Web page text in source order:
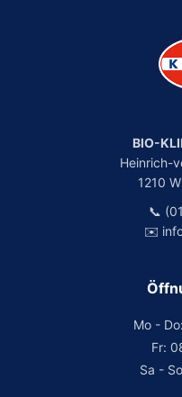
BIO-
Heinrich-
1210
📞
✉️
Mo -
Fr:
Sa -